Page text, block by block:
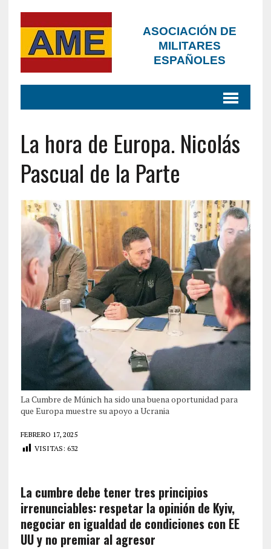
ASOCIACIÓN DE
MILITARES
ESPAÑOLES
La hora de Europa. Nicolás
Pascual de la Parte
La Cumbre de Múnich ha sido una buena oportunidad para
que Europa muestre su apoyo a Ucrania
FEBRERO 17, 2025
VISITAS: 632
La cumbre debe tener tres principios
irrenunciables: respetar la opinión de Kyiv,
negociar en igualdad de condiciones con EE
UU y no premiar al agresor